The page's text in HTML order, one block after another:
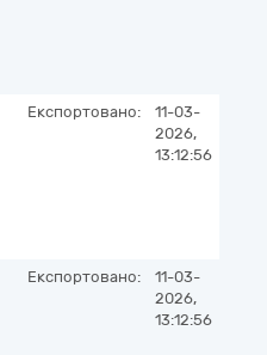
Експортовано:
11-03-
2026,
13:12:56
Експортовано:
11-03-
2026,
13:12:56